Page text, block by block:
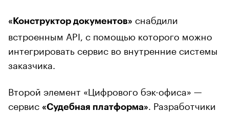
«Конструктор документов» снабдили
встроенным API, с помощью которого можно
интегрировать сервис во внутренние системы
заказчика.
Второй элемент «Цифрового бэк-офиса» —
сервис «Судебная платформа»
. Разработчики